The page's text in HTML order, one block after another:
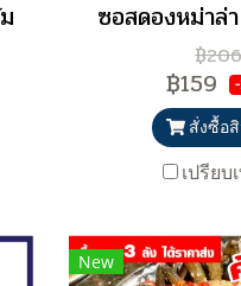
ซอสดองหม่าล่
฿206
฿159
สั่งซื้อ
เปรียบ
New